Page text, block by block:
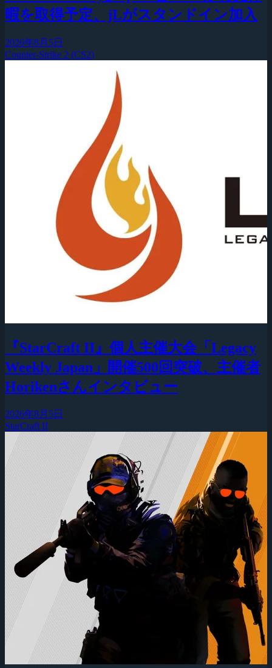
暇を取得予定、jLがスタンドイン加入
2026年8月5日
Counter-Strike 2 (CS2)
『StarCraft II』個人主催大会「Legacy
Weekly Japan」開催500回突破、主催者
Horikenさんインタビュー
2026年8月5日
StarCraft II